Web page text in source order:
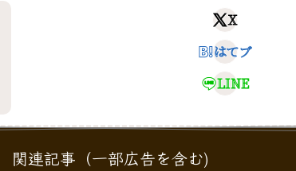
X
はてブ
LINE
関連記事（一部広告を含む)